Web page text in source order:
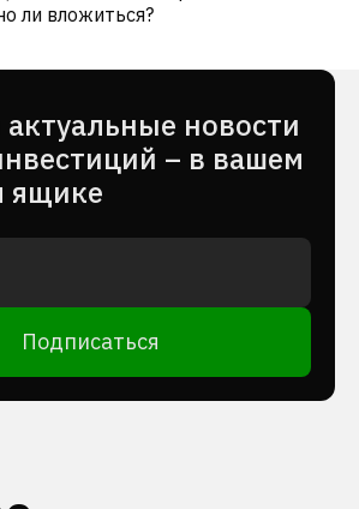
ли вложиться?
новости
– в вашем
ящике
Подписаться